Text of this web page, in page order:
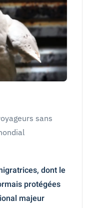
sans
dont le
protégées
majeur